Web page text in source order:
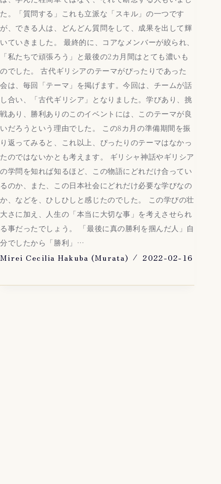
た。「質問する」これも立派な「スキル」の一つです
が、できる人は、どんどん質問をして、成果を出して輝
いていきました。 最終的に、コアなメンバーが絞られ、
「私たちで頑張ろう」と最後の2カ月間はとても濃いも
のでした。 古代ギリシアのテーマがぴったりであった
会は、毎回「テーマ」を掲げます。今回は、チームが話
し合い、「古代ギリシア」となりました。学びあり、挑
戦あり、勝利ありのこのイベントには、このテーマが良
いだろうという理由でした。 この8カ月の準備期間を振
り返ってみると、これ以上、ぴったりのテーマはなかっ
たのではないかとも考えます。 ギリシャ神話やギリシア
の学問を知れば知るほど、この物語にどれだけ合ってい
るのか、また、この日本社会にどれだけ必要な学びなの
か、などを、ひしひしと感じたのでした。 この学びの壮
大さに加え、人生の「本当に大切な事」を考えさせられ
る事だったでしょう。 「最後に真の勝利を掴んだ人」自
分でしたから「勝利」…
Mirei Cecilia Hakuba (Murata) 2022-02-16